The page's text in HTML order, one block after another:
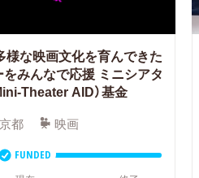
様な映画文化を育んできた
みんなで応援 ミニシアタ
Theater AID）基金
都 映画
FUNDED